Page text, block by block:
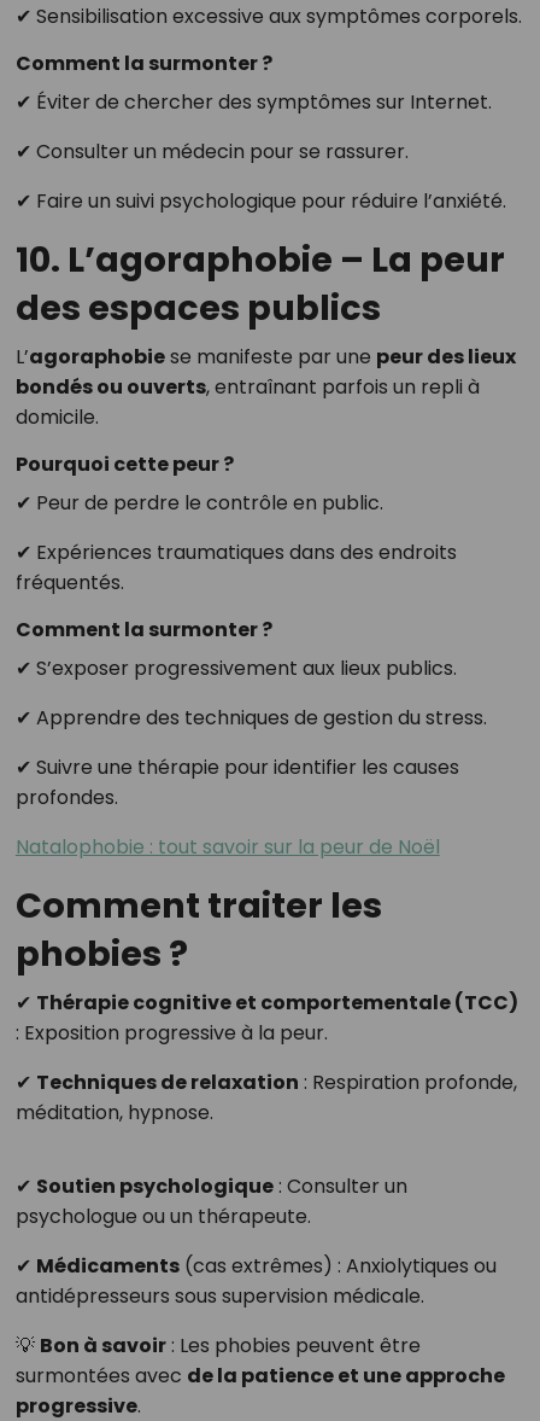
✔ Sensibilisation excessive aux symptômes corporels.
Comment la surmonter ?
✔ Éviter de chercher des symptômes sur Internet.
✔ Consulter un médecin pour se rassurer.
✔ Faire un suivi psychologique pour réduire l’anxiété.
10. L’agoraphobie – La peur
des espaces publics
L’agoraphobiese manifeste par une peur des lieux
bondés ou ouverts, entraînant parfois un repli à
domicile.
Pourquoi cette peur ?
✔ Peur de perdre le contrôle en public.
✔ Expériences traumatiques dans des endroits
fréquentés.
Comment la surmonter ?
✔ S’exposer progressivement aux lieux publics.
✔ Apprendre des techniques de gestion du stress.
✔ Suivre une thérapie pour identifier les causes
profondes.
Natalophobie : tout savoir sur la peur de Noël
Comment traiter les
phobies ?
✔ Thérapie cognitive et comportementale (TCC)
: Exposition progressive à la peur.
✔ Techniques de relaxation : Respiration profonde,
méditation, hypnose.
✔ Soutien psychologique: Consulter un
psychologue ou un thérapeute.
✔ Médicaments(cas extrêmes) : Anxiolytiques ou
antidépresseurs sous supervision médicale.
💡 Bon à savoir: Les phobies peuvent être
surmontées avec de la patience et une approche
progressive.